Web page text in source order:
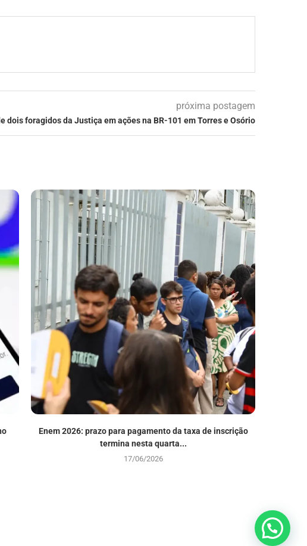
próxima postagem
dois foragidos da Justiça em ações na BR-101 em Torres e Osório
Enem 2026: prazo para pagamento da taxa de inscrição
termina nesta quarta...
17/06/2026